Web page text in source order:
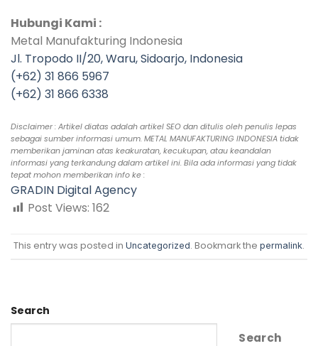
Hubungi Kami :
Metal Manufakturing Indonesia
Jl. Tropodo II/20, Waru, Sidoarjo, Indonesia
(+62) 31 866 5967
(+62) 31 866 6338
Disclaimer : Artikel diatas adalah artikel SEO dan ditulis oleh penulis lepas
sebagai sumber informasi umum. METAL MANUFAKTURING INDONESIA tidak
memberikan jaminan atas keakuratan, kecukupan, atau keandalan
informasi yang terkandung dalam artikel ini. Bila ada informasi yang tidak
tepat mohon memberikan info ke :
GRADIN Digital Agency
Post Views: 162
This entry was posted in Uncategorized. Bookmark the permalink.
Search
Search